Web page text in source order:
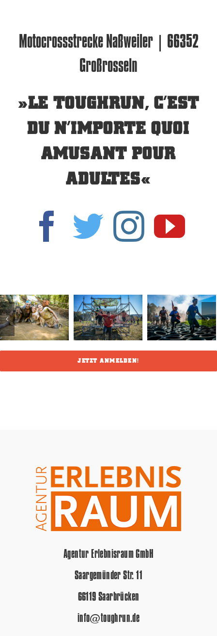
Motocrossstrecke Naßweiler | 66352
Großrosseln
»LE TOUGHRUN, C’EST
DU N’IMPORTE QUOI
AMUSANT POUR
ADULTES«
JETZT ANMELDEN!
Agentur Erlebnisraum GmbH
Saargemünder Str. 11
66119 Saarbrücken
info@toughrun.de